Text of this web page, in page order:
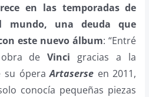
en las temporadas de
mundo, una deuda que
este nuevo álbum:“Entré
obra deVinci gracias a la
su óperaArtaserse en 2011,
conocía pequeñas piezas